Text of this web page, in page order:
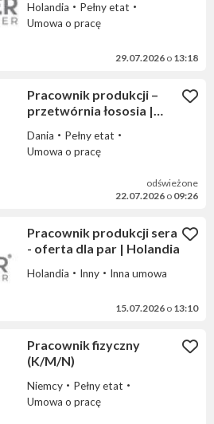
Holandia
Pełny etat
Umowa o pracę
29.07.2026 o 13:18
Pracownik produkcji –
przetwórnia łososia |
Dania
Pełny etat
Umowa o pracę
odświeżone
22.07.2026 o 09:26
Pracownik produkcji sera
- oferta dla par | Holandia
Holandia Inny Inna umowa
15.07.2026 o 13:10
Pracownik fizyczny
(K/M/N)
Niemcy
Pełny etat
Umowa o pracę